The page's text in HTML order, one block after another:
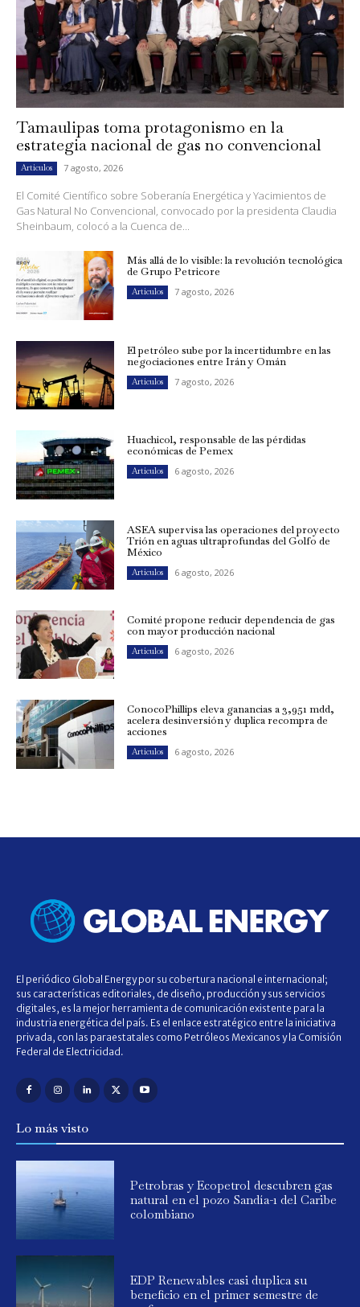
Tamaulipas toma protagonismo en la
estrategia nacional de gas no convencional
Artículos 7 agosto, 2026
El Comité Científico sobre Soberanía Energética y Yacimientos de
Gas Natural No Convencional, convocado por la presidenta Claudia
Sheinbaum, colocó a la Cuenca de...
Más allá de lo visible: la revolución tecnológica
de Grupo Petricore
Artículos 7 agosto, 2026
El petróleo sube por la incertidumbre en las
negociaciones entre Irán y Omán
Artículos 7 agosto, 2026
Huachicol, responsable de las pérdidas
económicas de Pemex
Artículos 6 agosto, 2026
ASEA supervisa las operaciones del proyecto
Trión en aguas ultraprofundas del Golfo de
México
Artículos 6 agosto, 2026
Comité propone reducir dependencia de gas
con mayor producción nacional
Artículos 6 agosto, 2026
ConocoPhillips eleva ganancias a 3,951 mdd,
acelera desinversión y duplica recompra de
acciones
Artículos 6 agosto, 2026
El periódico Global Energy por su cobertura nacional e internacional;
sus características editoriales, de diseño, producción y sus servicios
digitales, es la mejor herramienta de comunicación existente para la
industria energética del país. Es el enlace estratégico entre la iniciativa
privada, con las paraestatales como Petróleos Mexicanos y la Comisión
Federal de Electricidad.
Lo más visto
Petrobras y Ecopetrol descubren gas
natural en el pozo Sandía-1 del Caribe
colombiano
EDP Renewables casi duplica su
beneficio en el primer semestre de